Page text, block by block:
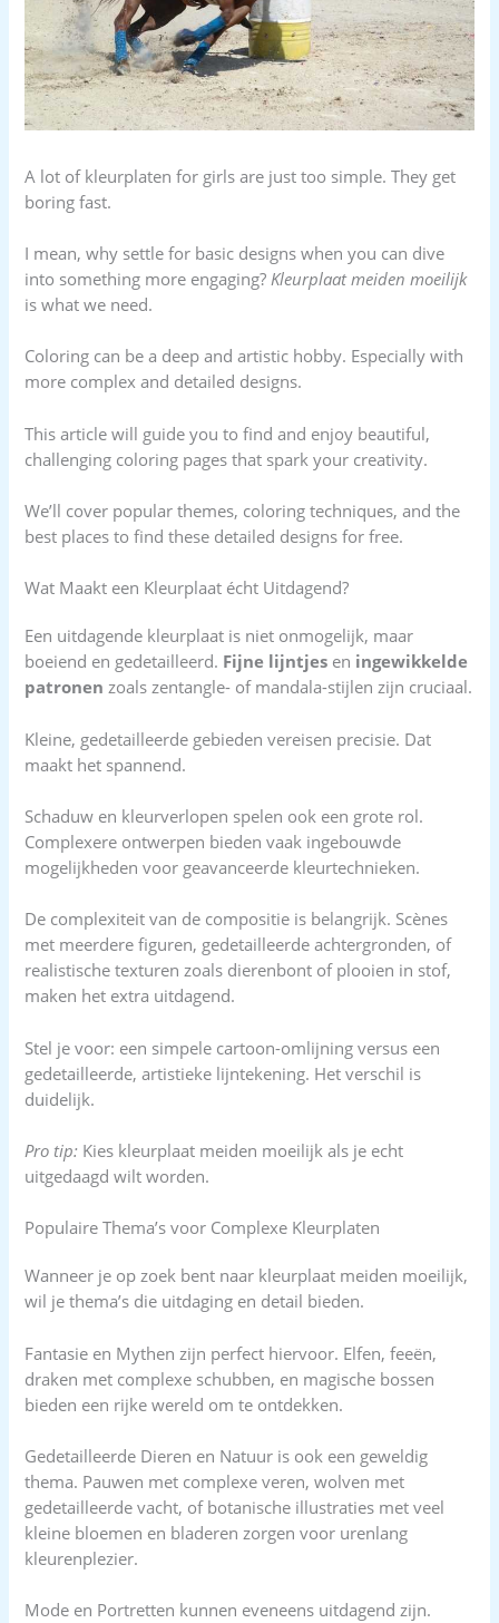
A lot of kleurplaten for girls are just too simple. They get
boring fast.
I mean, why settle for basic designs when you can dive
into something more engaging? Kleurplaat meiden moeilijk
is what we need.
Coloring can be a deep and artistic hobby. Especially with
more complex and detailed designs.
This article will guide you to find and enjoy beautiful,
challenging coloring pages that spark your creativity.
We’ll cover popular themes, coloring techniques, and the
best places to find these detailed designs for free.
Wat Maakt een Kleurplaat écht Uitdagend?
Een uitdagende kleurplaat is niet onmogelijk, maar
boeiend en gedetailleerd. Fijne lijntjes en ingewikkelde
patronen zoals zentangle- of mandala-stijlen zijn cruciaal.
Kleine, gedetailleerde gebieden vereisen precisie. Dat
maakt het spannend.
Schaduw en kleurverlopen spelen ook een grote rol.
Complexere ontwerpen bieden vaak ingebouwde
mogelijkheden voor geavanceerde kleurtechnieken.
De complexiteit van de compositie is belangrijk. Scènes
met meerdere figuren, gedetailleerde achtergronden, of
realistische texturen zoals dierenbont of plooien in stof,
maken het extra uitdagend.
Stel je voor: een simpele cartoon-omlijning versus een
gedetailleerde, artistieke lijntekening. Het verschil is
duidelijk.
Pro tip: Kies kleurplaat meiden moeilijk als je echt
uitgedaagd wilt worden.
Populaire Thema’s voor Complexe Kleurplaten
Wanneer je op zoek bent naar kleurplaat meiden moeilijk,
wil je thema’s die uitdaging en detail bieden.
Fantasie en Mythen zijn perfect hiervoor. Elfen, feeën,
draken met complexe schubben, en magische bossen
bieden een rijke wereld om te ontdekken.
Gedetailleerde Dieren en Natuur is ook een geweldig
thema. Pauwen met complexe veren, wolven met
gedetailleerde vacht, of botanische illustraties met veel
kleine bloemen en bladeren zorgen voor urenlang
kleurenplezier.
Mode en Portretten kunnen eveneens uitdagend zijn.